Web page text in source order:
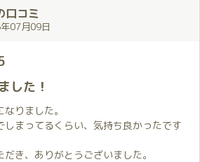
スも的確でありがたかったです。
どんなタイプの方に合うかが書かれて
と合いそうであれば、ぜひ一度試してみ
口コミ
07月09日
した！
りました。
しまってるくらい、気持ち良かったです
き、ありがとうございました。